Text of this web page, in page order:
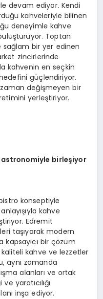
devam ediyor. Kendi
kahveleriyle bilinen
deneyimle kahve
Toptan
bir yer edinen
zincirlerinde
kahvenin en seçkin
güçlendiriyor.
değişmeyen bir
yerleştiriyor.
yle birleşiyor
konseptiyle
kahve
Edremit
taşıyarak modern
kapsayıcı bir çözüm
kahve ve lezzetler
aynı zamanda
alanları ve ortak
yaratıcılığı
inşa ediyor.